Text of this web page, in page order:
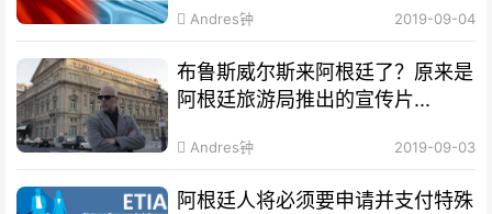
Andres钟 2019-09-04
布鲁斯威尔斯来阿根廷了？原来是
阿根廷旅游局推出的宣传片...
Andres钟 2019-09-03
阿根廷人将必须要申请并支付特殊